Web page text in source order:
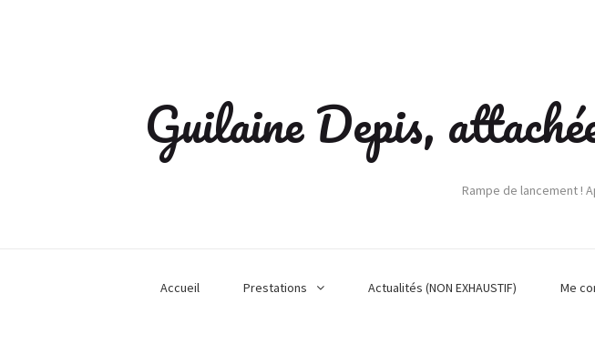
Guilaine Depis,
Rampe de lancement !
Accueil Prestations Actualités (NON EXHAUSTIF) Me